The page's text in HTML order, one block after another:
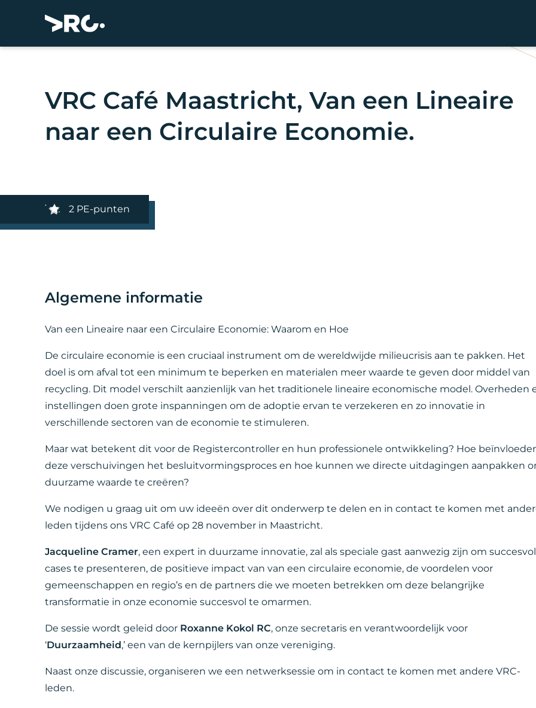
VRC Café Maastricht, Van een Lineaire
naar een Circulaire Economie.
2 PE-punten
Algemene informatie
Van een Lineaire naar een Circulaire Economie: Waarom en Hoe
De circulaire economie is een cruciaal instrument om de wereldwijde milieucrisis aan te pakken. Het
doel is om afval tot een minimum te beperken en materialen meer waarde te geven door middel van
recycling. Dit model verschilt aanzienlijk van het traditionele lineaire economische model. Overheden
instellingen doen grote inspanningen om de adoptie ervan te verzekeren en zo innovatie in
verschillende sectoren van de economie te stimuleren.
Maar wat betekent dit voor de Registercontroller en hun professionele ontwikkeling? Hoe
deze verschuivingen het besluitvormingsproces en hoe kunnen we directe uitdagingen aanpakken
duurzame waarde te creëren?
We nodigen u graag uit om uw ideeën over dit onderwerp te delen en in contact te komen met
leden tijdens ons VRC Café op 28 november in Maastricht.
Jacqueline Cramer, een expert in duurzame innovatie, zal als speciale gast aanwezig zijn om
cases te presenteren, de positieve impact van van een circulaire economie, de voordelen voor
gemeenschappen en regio’s en de partners die we moeten betrekken om deze belangrijke
transformatie in onze economie succesvol te omarmen.
De sessie wordt geleid door Roxanne Kokol RC, onze secretaris en verantwoordelijk voor
‘Duurzaamheid,’ een van de kernpijlers van onze vereniging.
Naast onze discussie, organiseren we een netwerksessie om in contact te komen met andere VRC-
leden.